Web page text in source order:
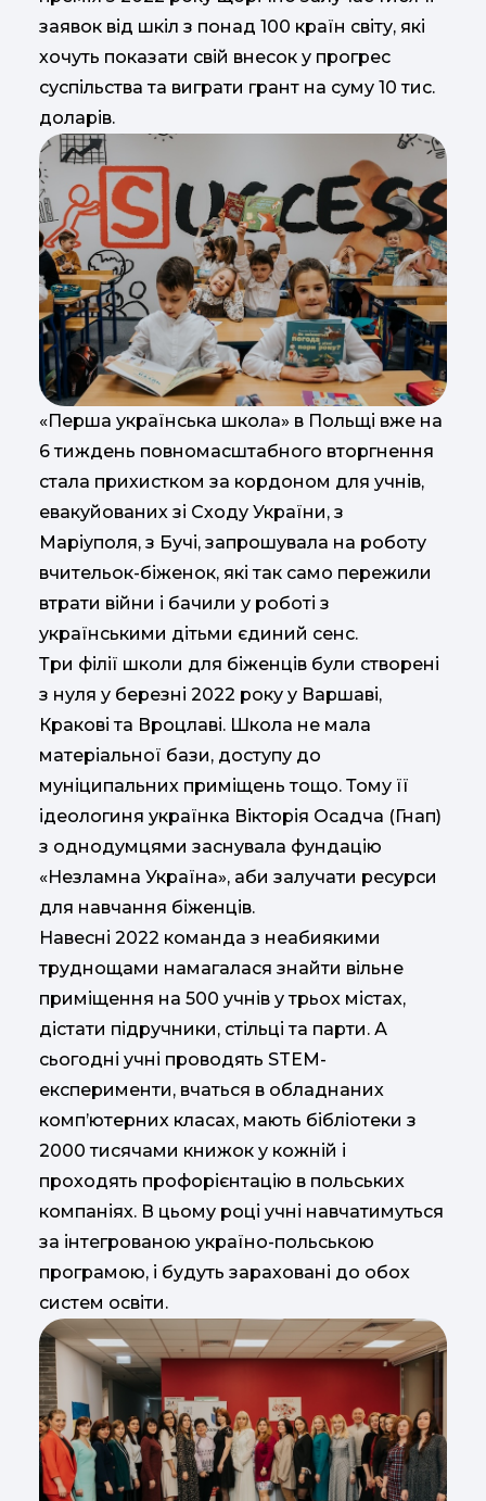
заявок від шкіл з понад 100 країн світу, які
хочуть показати свій внесок у прогрес
суспільства та виграти грант на суму 10 тис.
доларів.
«Перша українська школа» в Польщі вже на
6 тиждень повномасштабного вторгнення
стала прихистком за кордоном для учнів,
евакуйованих зі Сходу України, з
Маріуполя, з Бучі, запрошувала на роботу
вчительок-біженок, які так само пережили
втрати війни і бачили у роботі з
українськими дітьми єдиний сенс.
Три філії школи для біженців були створені
з нуля у березні 2022 року у Варшаві,
Кракові та Вроцлаві. Школа не мала
матеріальної бази, доступу до
муніципальних приміщень тощо. Тому її
ідеологиня українка Вікторія Осадча (Гнап)
з однодумцями заснувала фундацію
«Незламна Україна», аби залучати ресурси
для навчання біженців.
Навесні 2022 команда з неабиякими
труднощами намагалася знайти вільне
приміщення на 500 учнів у трьох містах,
дістати підручники, стільці та парти. А
сьогодні учні проводять STEM-
експерименти, вчаться в обладнаних
комп’ютерних класах, мають бібліотеки з
2000 тисячами книжок у кожній і
проходять профорієнтацію в польських
компаніях. В цьому році учні навчатимуться
за інтегрованою україно-польською
програмою, і будуть зараховані до обох
систем освіти.